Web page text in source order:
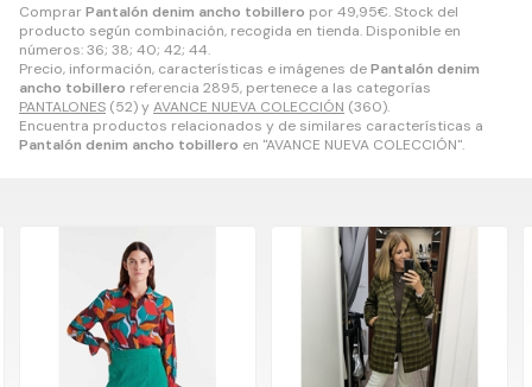
ComprarPantalón denim ancho tobillero por49,95€. Stock del
producto según combinación, recogida en tienda. Disponible en
números: 36; 38; 40; 42; 44.
Precio, información, características e imágenes dePantalón denim
ancho tobillero referencia 2895, pertenece a las categorías
PANTALONES (52) y AVANCE NUEVA COLECCIÓN (360).
Encuentra productos relacionados y de similares características a
Pantalón denim ancho tobillero en "AVANCE NUEVA COLECCIÓN".